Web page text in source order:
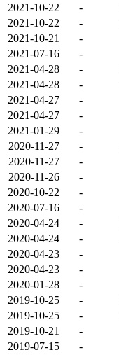
2021-10-22
-
2021-10-22
-
2021-10-21
-
2021-07-16
-
2021-04-28
-
2021-04-28
-
2021-04-27
-
2021-04-27
-
2021-01-29
-
2020-11-27
-
2020-11-27
-
2020-11-26
-
2020-10-22
-
2020-07-16
-
2020-04-24
-
2020-04-24
-
2020-04-23
-
2020-04-23
-
2020-01-28
-
2019-10-25
-
2019-10-25
-
2019-10-21
-
2019-07-15
-